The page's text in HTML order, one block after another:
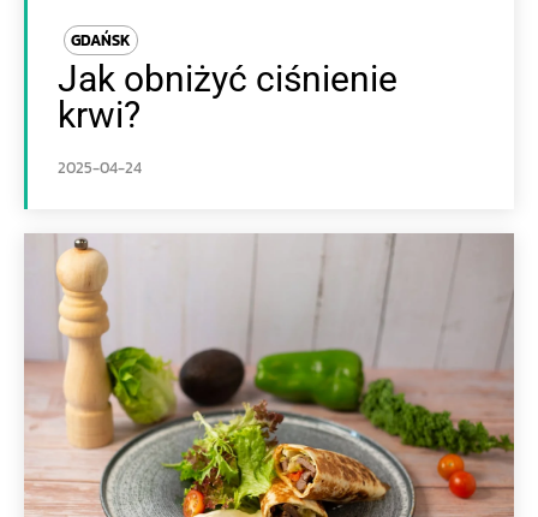
GDAŃSK
Jak obniżyć ciśnienie
krwi?
2025-04-24